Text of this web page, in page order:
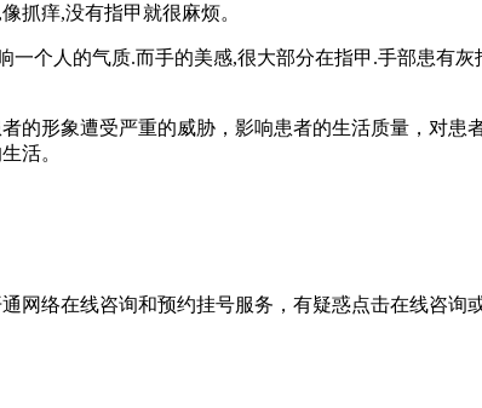
抓痒,没有指甲就很麻烦。
人的气质.而手的美感,很大部分在指甲.手部患有灰
形象遭受严重的威胁，影响患者的生活质量，对患
活。
网络在线咨询和预约挂号服务，有疑惑点击在线咨询